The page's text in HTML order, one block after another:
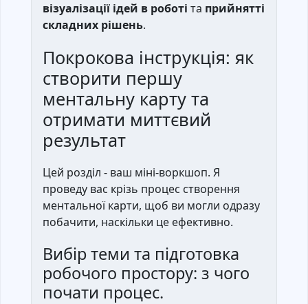
візуалізації ідей в роботі та прийнятті
складних рішень.
Покрокова інструкція: як
створити першу
ментальну карту та
отримати миттєвий
результат
Цей розділ - ваш міні-воркшоп. Я
проведу вас крізь процес створення
ментальної карти, щоб ви могли одразу
побачити, наскільки це ефективно.
Вибір теми та підготовка
робочого простору: з чого
почати процес.